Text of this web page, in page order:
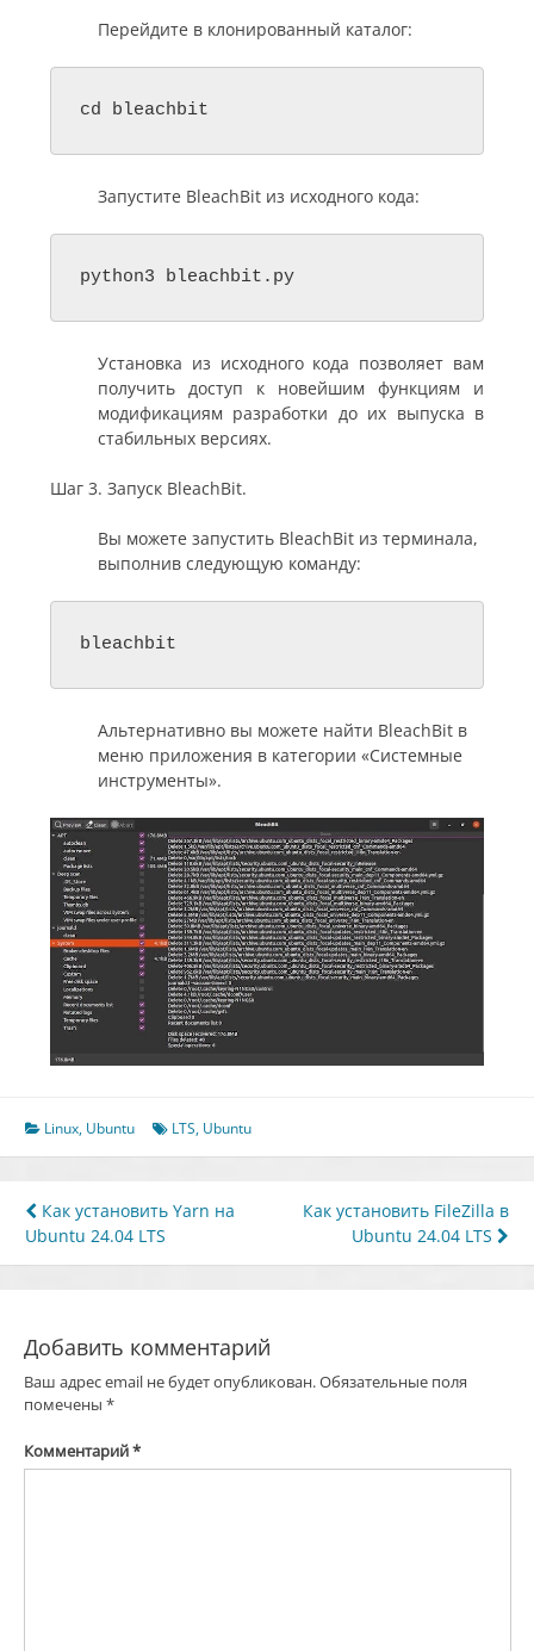
Перейдите в клонированный каталог:
cd bleachbit
Запустите BleachBit из исходного кода:
python3 bleachbit.py
Установка из исходного кода позволяет вам
получить доступ к новейшим функциям и
модификациям разработки до их выпуска в
стабильных версиях.
Шаг 3. Запуск BleachBit.
Вы можете запустить BleachBit из терминала,
выполнив следующую команду:
bleachbit
Альтернативно вы можете найти BleachBit в
меню приложения в категории «Системные
инструменты».
Linux, Ubuntu LTS, Ubuntu
Навигация
по
Как установить Yarn на
Ubuntu 24.04 LTS
Как установить FileZilla в
Ubuntu 24.04 LTS
Добавить комментарий
Ваш адрес email не будет опубликован.Обязательные поля
помечены *
Комментарий*